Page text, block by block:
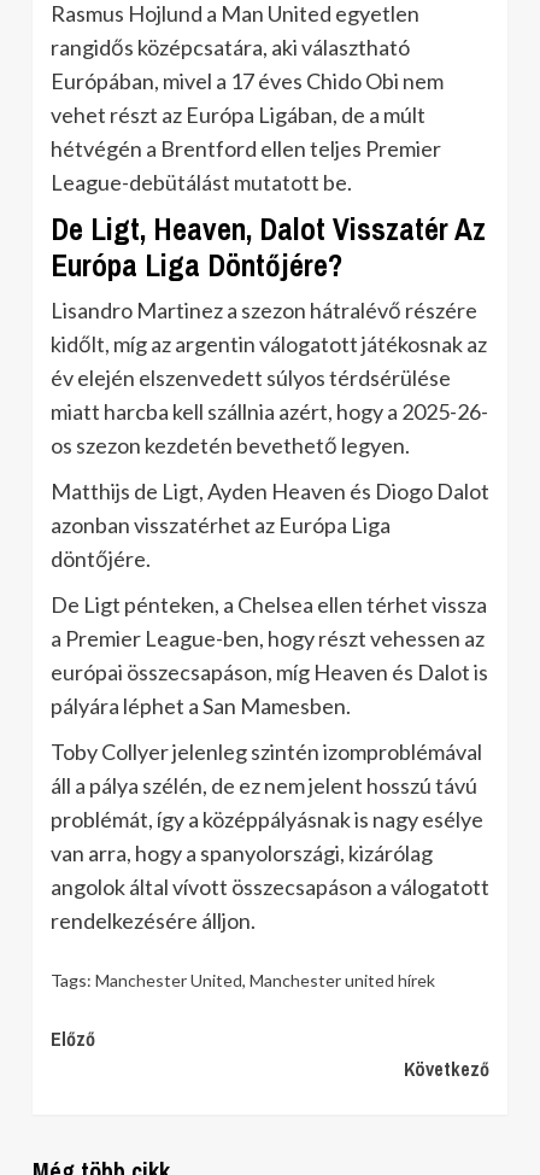
Rasmus Hojlund a Man United egyetlen
rangidős középcsatára, aki választható
Európában, mivel a 17 éves Chido Obi nem
vehet részt az Európa Ligában, de a múlt
hétvégén a Brentford ellen teljes Premier
League-debütálást mutatott be.
De Ligt, Heaven, Dalot Visszatér Az
Európa Liga Döntőjére?
Lisandro Martinez a szezon hátralévő részére
kidőlt, míg az argentin válogatott játékosnak az
év elején elszenvedett súlyos térdsérülése
miatt harcba kell szállnia azért, hogy a 2025-26-
os szezon kezdetén bevethető legyen.
Matthijs de Ligt, Ayden Heaven és Diogo Dalot
azonban visszatérhet az Európa Liga
döntőjére.
De Ligt pénteken, a Chelsea ellen térhet vissza
a Premier League-ben, hogy részt vehessen az
európai összecsapáson, míg Heaven és Dalot is
pályára léphet a San Mamesben.
Toby Collyer jelenleg szintén izomproblémával
áll a pálya szélén, de ez nem jelent hosszú távú
problémát, így a középpályásnak is nagy esélye
van arra, hogy a spanyolországi, kizárólag
angolok által vívott összecsapáson a válogatott
rendelkezésére álljon.
Tags: Manchester United, Manchester united hírek
Continue
Előző
Következő